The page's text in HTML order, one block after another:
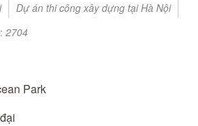
Dự án thi công xây dựng tại Hà Nội
2704
Park